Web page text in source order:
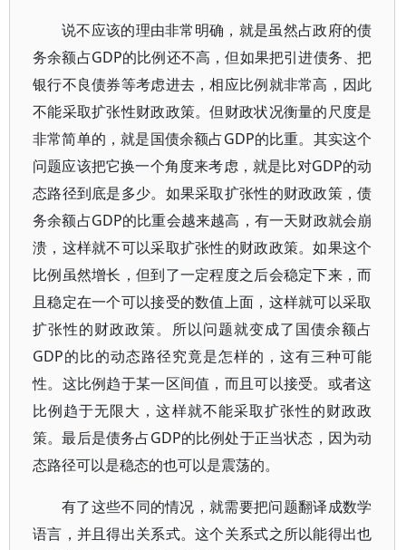
说不应该的理由非常明确，就是虽然占政府的债
务余额占GDP的比例还不高，但如果把引进债务、把
银行不良债券等考虑进去，相应比例就非常高，因此
不能采取扩张性财政政策。但财政状况衡量的尺度是
非常简单的，就是国债余额占GDP的比重。其实这个
问题应该把它换一个角度来考虑，就是比对GDP的动
态路径到底是多少。如果采取扩张性的财政政策，债
务余额占GDP的比重会越来越高，有一天财政就会崩
溃，这样就不可以采取扩张性的财政政策。如果这个
比例虽然增长，但到了一定程度之后会稳定下来，而
且稳定在一个可以接受的数值上面，这样就可以采取
扩张性的财政政策。所以问题就变成了国债余额占
GDP的比的动态路径究竟是怎样的，这有三种可能
性。这比例趋于某一区间值，而且可以接受。或者这
比例趋于无限大，这样就不能采取扩张性的财政政
策。最后是债务占GDP的比例处于正当状态，因为动
态路径可以是稳态的也可以是震荡的。
有了这些不同的情况，就需要把问题翻译成数学
语言，并且得出关系式。这个关系式之所以能得出也